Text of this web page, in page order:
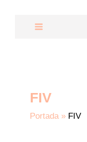
FIV
Portada» FIV